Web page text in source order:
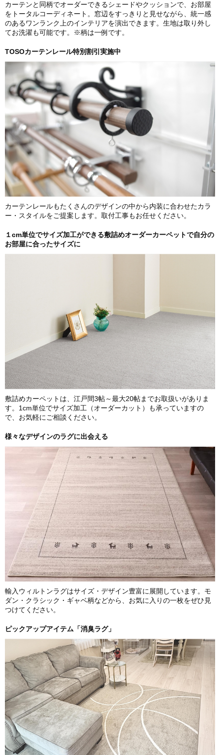
カーテンと同柄でオーダーできるシェードやクッションで、お部屋
をトータルコーディネート。窓辺をすっきりと見せながら、統一感
のあるワンランク上のインテリアを演出できます。生地は取り外し
てお洗濯も可能です。※柄は一例です。
TOSOカーテンレール特別割引実施中
カーテンレールもたくさんのデザインの中から内装に合わせたカラ
ー・スタイルをご提案します。取付工事もお任せください。
１cm単位でサイズ加工ができる敷詰めオーダーカーペットで自分の
お部屋に合ったサイズに
敷詰めカーペットは、江戸間3帖～最大20帖までお取扱いがありま
す。1cm単位でサイズ加工（オーダーカット）も承っていますの
で、お気軽にご相談ください。
様々なデザインのラグに出会える
輸入ウィルトンラグはサイズ・デザイン豊富に展開しています。モ
ダン・クラシック・ギャベ柄などから、お気に入りの一枚をぜひ見
つけてください。
ピックアップアイテム「消臭ラグ」